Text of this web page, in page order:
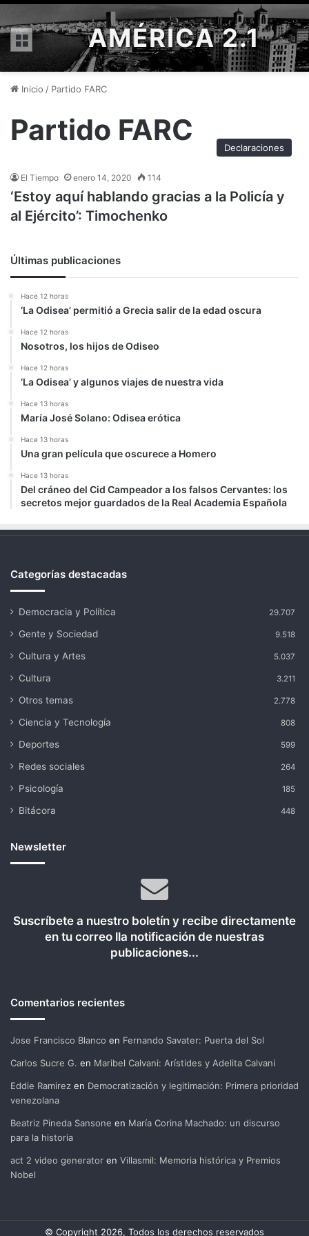
Menú AMÉRICA 2.1
Inicio / Partido FARC
Partido FARC
Declaraciones
El Tiempo enero 14, 2020 114
‘Estoy aquí hablando gracias a la Policía y
al Ejército’: Timochenko
Últimas publicaciones
Hace 12 horas
‘La Odisea’ permitió a Grecia salir de la edad oscura
Hace 12 horas
Nosotros, los hijos de Odiseo
Hace 12 horas
‘La Odisea’ y algunos viajes de nuestra vida
Hace 13 horas
María José Solano: Odisea erótica
Hace 13 horas
Una gran película que oscurece a Homero
Hace 13 horas
Del cráneo del Cid Campeador a los falsos Cervantes: los
secretos mejor guardados de la Real Academia Española
Categorías destacadas
Democracia y Política 29.707
Gente y Sociedad 9.518
Cultura y Artes 5.037
Cultura 3.211
Otros temas 2.778
Ciencia y Tecnología 808
Deportes 599
Redes sociales 264
Psicología 185
Bitácora 448
Newsletter
Suscríbete a nuestro boletín y recibe directamente
en tu correo lla notificación de nuestras
publicaciones...
Comentarios recientes
Jose Francisco Blanco en Fernando Savater: Puerta del Sol
Carlos Sucre G. en Maribel Calvani: Arístides y Adelita Calvani
Eddie Ramirez en Democratización y legitimación: Primera prioridad
venezolana
Beatriz Pineda Sansone en María Corina Machado: un discurso
para la historia
act 2 video generator en Villasmil: Memoria histórica y Premios
Nobel
© Copyright 2026, Todos los derechos reservados